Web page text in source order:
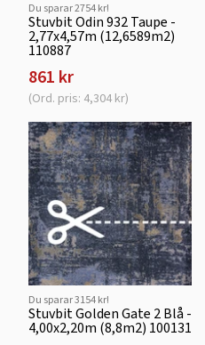
Du sparar 2754 kr!
Stuvbit Odin 932 Taupe -
2,77x4,57m (12,6589m2)
110887
861 kr
(Ord. pris: 4,304 kr)
Du sparar 3154 kr!
Stuvbit Golden Gate 2 Blå -
4,00x2,20m (8,8m2) 100131